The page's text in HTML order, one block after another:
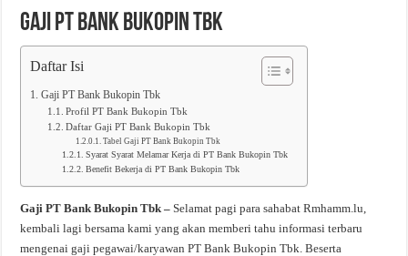
Gaji PT Bank Bukopin Tbk
Daftar Isi
Gaji PT Bank Bukopin Tbk
Profil PT Bank Bukopin Tbk
Daftar Gaji PT Bank Bukopin Tbk
Tabel Gaji PT Bank Bukopin Tbk
Syarat Syarat Melamar Kerja di PT Bank Bukopin Tbk
Benefit Bekerja di PT Bank Bukopin Tbk
Gaji PT Bank Bukopin Tbk –Selamat pagi para sahabat Rmhamm.lu,
kembali lagi bersama kami yang akan memberi tahu informasi terbaru
mengenai gaji pegawai/karyawan PT Bank Bukopin Tbk. Beserta